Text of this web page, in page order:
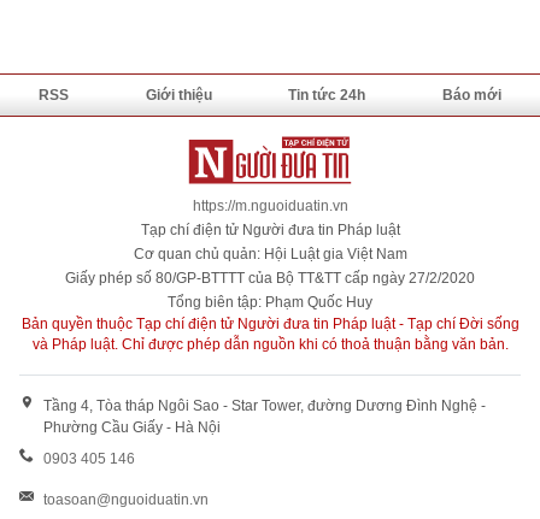
RSS Giới thiệu Tin tức 24h Báo mới
https://m.nguoiduatin.vn
Tạp chí điện tử Người đưa tin Pháp luật
Cơ quan chủ quản: Hội Luật gia Việt Nam
Giấy phép số 80/GP-BTTTT của Bộ TT&TT cấp ngày 27/2/2020
Tổng biên tập: Phạm Quốc Huy
Bản quyền thuộc Tạp chí điện tử Người đưa tin Pháp luật - Tạp chí Đời sống
và Pháp luật. Chỉ được phép dẫn nguồn khi có thoả thuận bằng văn bản.
Tầng 4, Tòa tháp Ngôi Sao - Star Tower, đường Dương Đình Nghệ -
Phường Cầu Giấy - Hà Nội
0903 405 146
toasoan@nguoiduatin.vn